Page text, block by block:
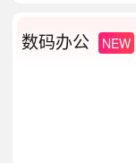
数码办公 NEW